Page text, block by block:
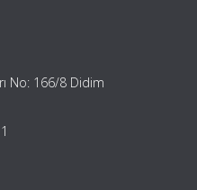
No: 166/8 Didim